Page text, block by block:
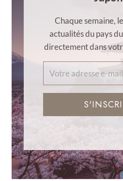
Chaque semaine,
actualités du pays
directement dans